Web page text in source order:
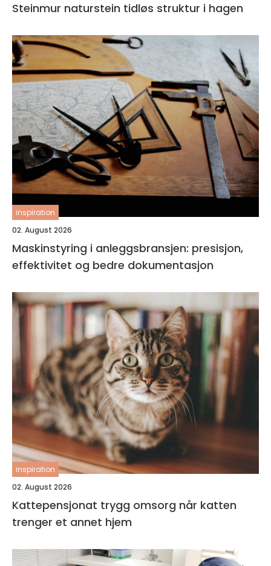
Steinmur naturstein tidløs struktur i hagen
inspiration
02. August 2026
Maskinstyring i anleggsbransjen: presisjon,
effektivitet og bedre dokumentasjon
inspiration
02. August 2026
Kattepensjonat trygg omsorg når katten
trenger et annet hjem